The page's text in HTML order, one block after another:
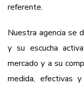
referente.
Nuestra agencia se
y su escucha
mercado y a su
medida, efectivas